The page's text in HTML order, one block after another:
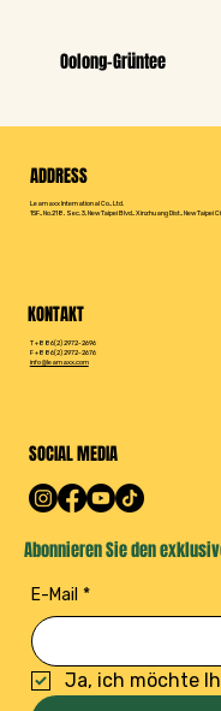
Oolong-Grüntee
ADDRESS
Leamaxx International Co., Ltd.
15F., No.218, Sec. 3, New Taipei Blvd., Xinzhuang Dist., New Taipei
T +886(2) 2972-2696
F +886(2) 2972-2676
info@leamaxx.com
KONTAKT
Abonnieren Sie den
SOCIAL MEDIA
E-Mail *
Ja, ich möchte